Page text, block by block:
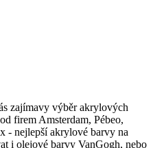
zajímavy výběr akrylových
firem Amsterdam, Pébeo,
- nejlepší akrylové barvy na
i olejové barvy VanGogh, nebo